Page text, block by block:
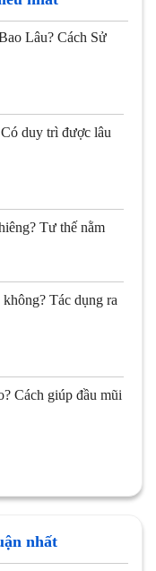
Lâu? Cách Sử
duy trì được lâu
Tư thế nằm
Tác dụng ra
Cách giúp đầu mũi
nhất